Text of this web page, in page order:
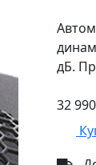
дБ.
32